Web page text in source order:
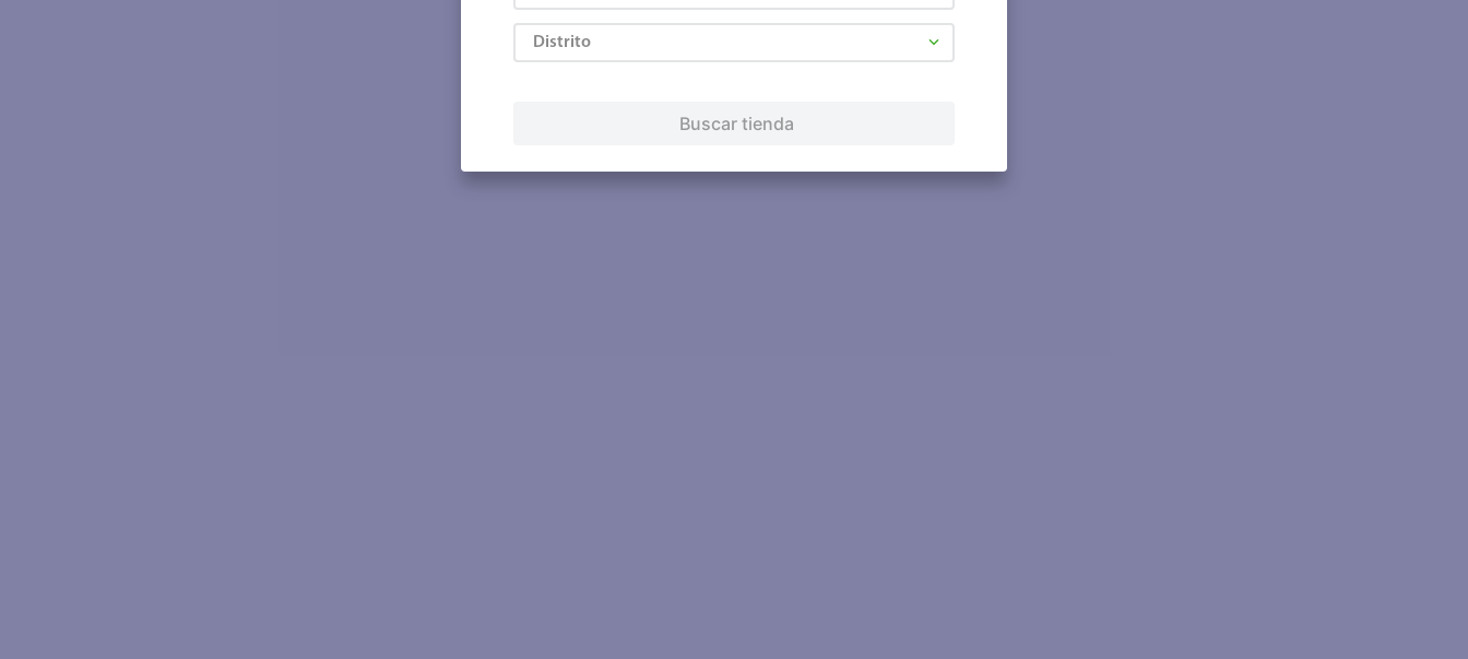
Distrito
Buscar tienda